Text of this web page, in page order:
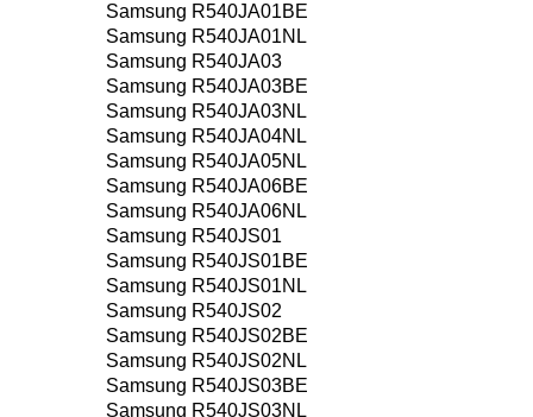
Samsung R540JA01BE
Samsung R540JA01NL
Samsung R540JA03
Samsung R540JA03BE
Samsung R540JA03NL
Samsung R540JA04NL
Samsung R540JA05NL
Samsung R540JA06BE
Samsung R540JA06NL
Samsung R540JS01
Samsung R540JS01BE
Samsung R540JS01NL
Samsung R540JS02
Samsung R540JS02BE
Samsung R540JS02NL
Samsung R540JS03BE
Samsung R540JS03NL